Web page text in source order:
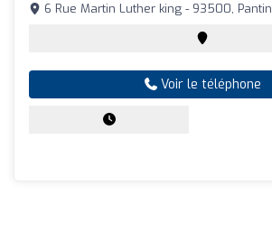
6 Rue Martin Luther king - 93500, Pantin
Voir le téléphone